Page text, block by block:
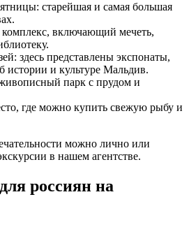
старейшая и самая большая
включающий мечеть,
здесь представлены экспонаты,
истории и культуре Мальдив.
парк с прудом и
где можно купить свежую рыбу и
можно лично или
в нашем агентстве.
россиян на